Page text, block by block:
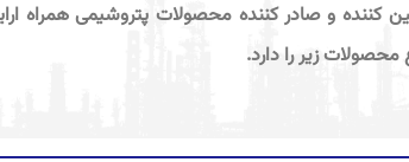
کننده و صادر کننده محصولات پتروشیمی همراه
محصولات زیر را دارد.